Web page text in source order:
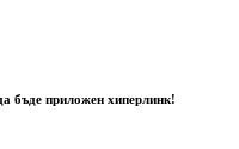
бъде приложен хиперлинк!